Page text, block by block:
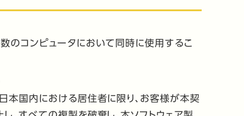
のコンピュータにおいて同時に使用するこ
本国内における居住者に限り、お客様が本契